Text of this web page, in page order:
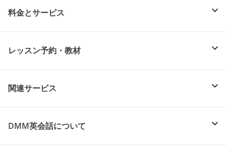
料金とサービス
レッスン予約・教材
関連サービス
DMM英会話について